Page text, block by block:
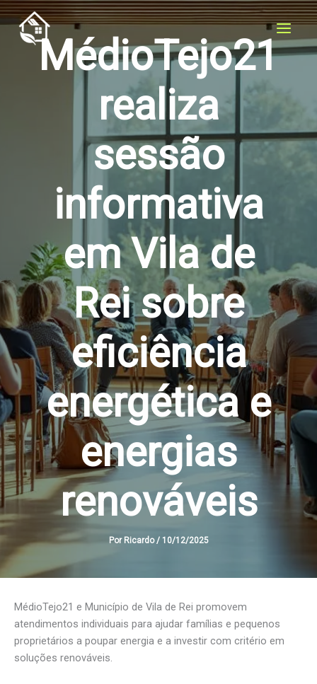
Ir
para
MédioTejo21
realiza
sessão
informativa
em Vila de
Rei sobre
eficiência
energética e
energias
renováveis
Por Ricardo / 10/12/2025
MédioTejo21 e Município de Vila de Rei promovem
atendimentos individuais para ajudar famílias e pequenos
proprietários a poupar energia e a investir com critério em
soluções renováveis.